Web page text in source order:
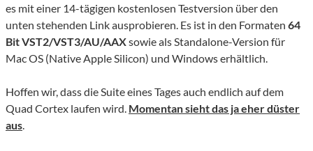
es mit einer 14-tägigen kostenlosen Testversion über den
unten stehenden Link ausprobieren. Es ist in den Formaten 64
Bit VST2/VST3/AU/AAXsowie als Standalone-Version für
Mac OS (Native Apple Silicon) und Windows erhältlich.
Hoffen wir, dass die Suite eines Tages auch endlich auf dem
Quad Cortex laufen wird. Momentan sieht das ja eher düster
aus